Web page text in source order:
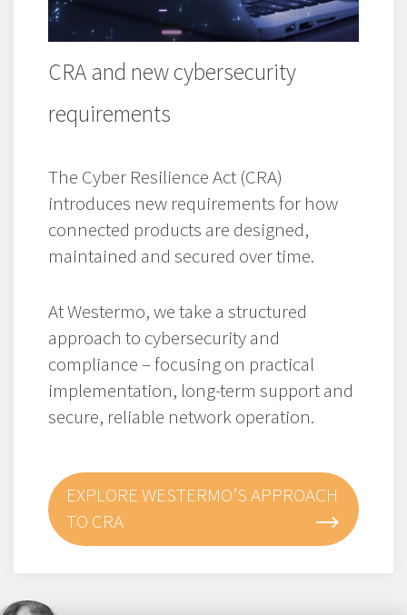
CRA and new cybersecurity
requirements
The Cyber Resilience Act (CRA)
introduces new requirements for how
connected products are designed,
maintained and secured over time.
At Westermo, we take a structured
approach to cybersecurity and
compliance – focusing on practical
implementation, long-term support and
secure, reliable network operation.
EXPLORE WESTERMO’S APPROACH
TO CRA